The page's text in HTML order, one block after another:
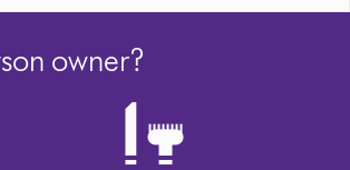
owner?